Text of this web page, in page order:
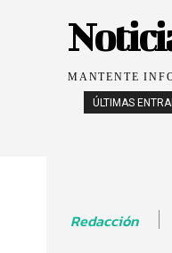
MANTENTE
ÚLTIMAS
Redacción